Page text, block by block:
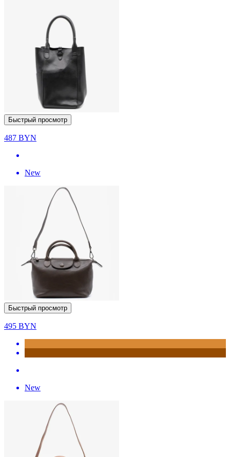
Быстрый просмотр
487 BYN
New
Быстрый просмотр
495 BYN
New